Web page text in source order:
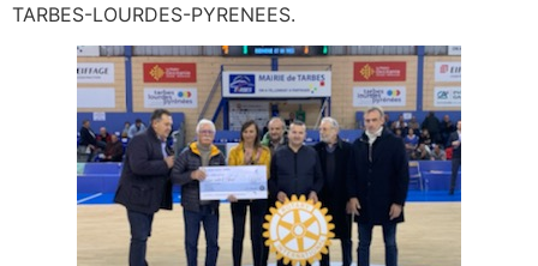
TARBES-LOURDES-PYRENEES.